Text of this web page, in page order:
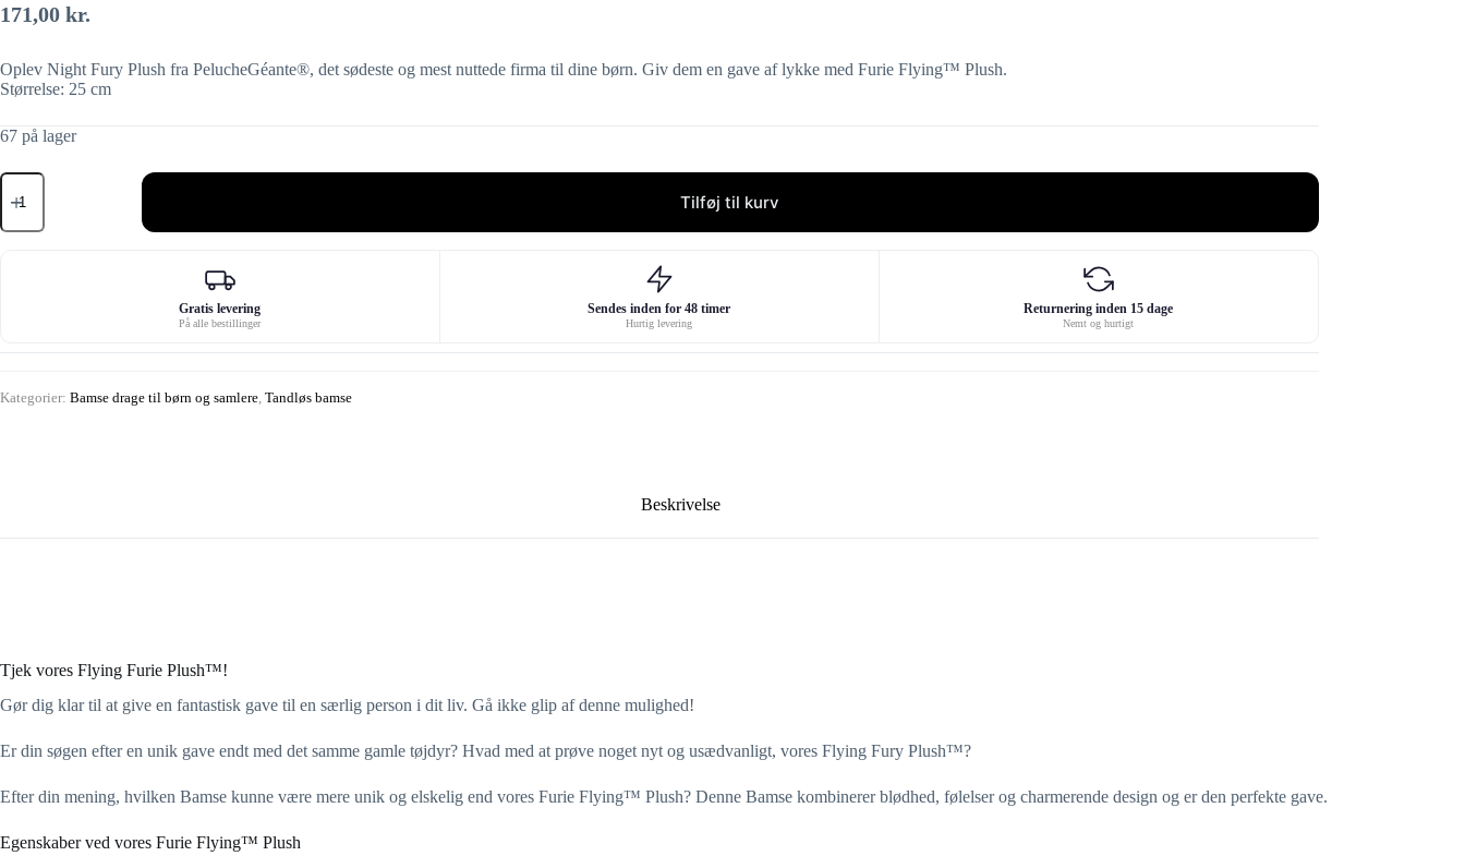
171,00 kr.
Oplev Night Fury Plush fra PelucheGéante®, det sødeste og mest nuttede firma til dine børn. Giv dem en gave af lykke med Furie Flying™ Plush.
Størrelse: 25 cm
67 på lager
Furie
Flying™
antal
Tilføj til kurv
Gratis levering
På alle bestillinger
Sendes inden for 48 timer
Hurtig levering
Returnering inden 15 dage
Nemt og hurtigt
Kategorier: Bamse drage til børn og samlere Tandløs bamse
Beskrivelse
Tjek vores Flying Furie Plush™!
Gør dig klar til at give en fantastisk gave til en særlig person i dit liv. Gå ikke glip af denne mulighed!
Er din søgen efter en unik gave endt med det samme gamle tøjdyr? Hvad med at prøve noget nyt og usædvanligt, vores Flying Fury Plush™?
Efter din mening, hvilken Bamse kunne være mere unik og elskelig end vores Furie Flying™ Plush? Denne Bamse kombinerer blødhed, følelser og charmerende design og er den perfekte gave.
Egenskaber ved vores Furie Flying™ Plush